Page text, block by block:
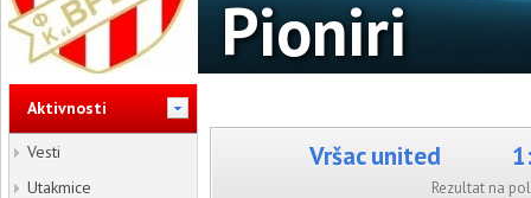
Pioniri
Aktivnosti
Vesti
Utakmice
Vršac united
Rezultat na